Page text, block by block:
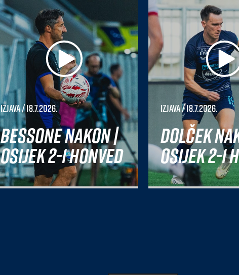
Izjava/ 18.7.2026.
Bessone nakon |
Osijek 2-1 Honved
Izjava/ 18.7.2026.
Dolček
Osijek 2-1